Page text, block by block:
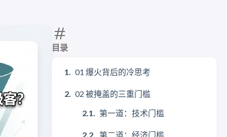
目录
01 爆火背后的冷思考
02 被掩盖的三重门槛
第一道：技术门槛
第二道：经济门槛